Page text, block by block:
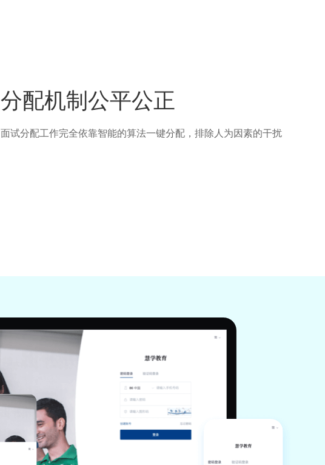
分配机制公平公正
面试分配工作完全依靠智能的算法一键分配，排除人为因素的干扰